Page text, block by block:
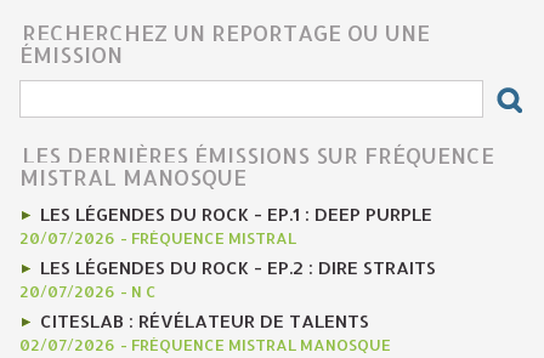
RECHERCHEZ UN REPORTAGE OU UNE
ÉMISSION
LES DERNIÈRES ÉMISSIONS SUR FRÉQUENCE
MISTRAL MANOSQUE
LES LÉGENDES DU ROCK - EP.1 : DEEP PURPLE
20/07/2026 - FRÉQUENCE MISTRAL
LES LÉGENDES DU ROCK - EP.2 : DIRE STRAITS
20/07/2026 - N C
CITESLAB : RÉVÉLATEUR DE TALENTS
02/07/2026 - FRÉQUENCE MISTRAL MANOSQUE